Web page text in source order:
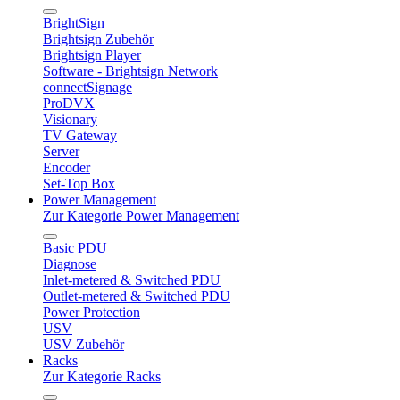
BrightSign
Brightsign Zubehör
Brightsign Player
Software - Brightsign Network
connectSignage
ProDVX
Visionary
TV Gateway
Server
Encoder
Set-Top Box
Power Management
Zur Kategorie Power Management
Basic PDU
Diagnose
Inlet-metered & Switched PDU
Outlet-metered & Switched PDU
Power Protection
USV
USV Zubehör
Racks
Zur Kategorie Racks